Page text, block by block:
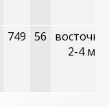
749 56
2-4 м/с